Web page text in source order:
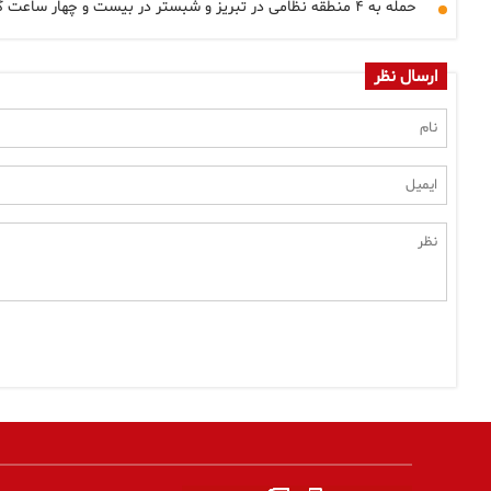
حمله به ۴ منطقه نظامی در تبریز و شبستر در بیست و چهار ساعت گذشته
ارسال نظر